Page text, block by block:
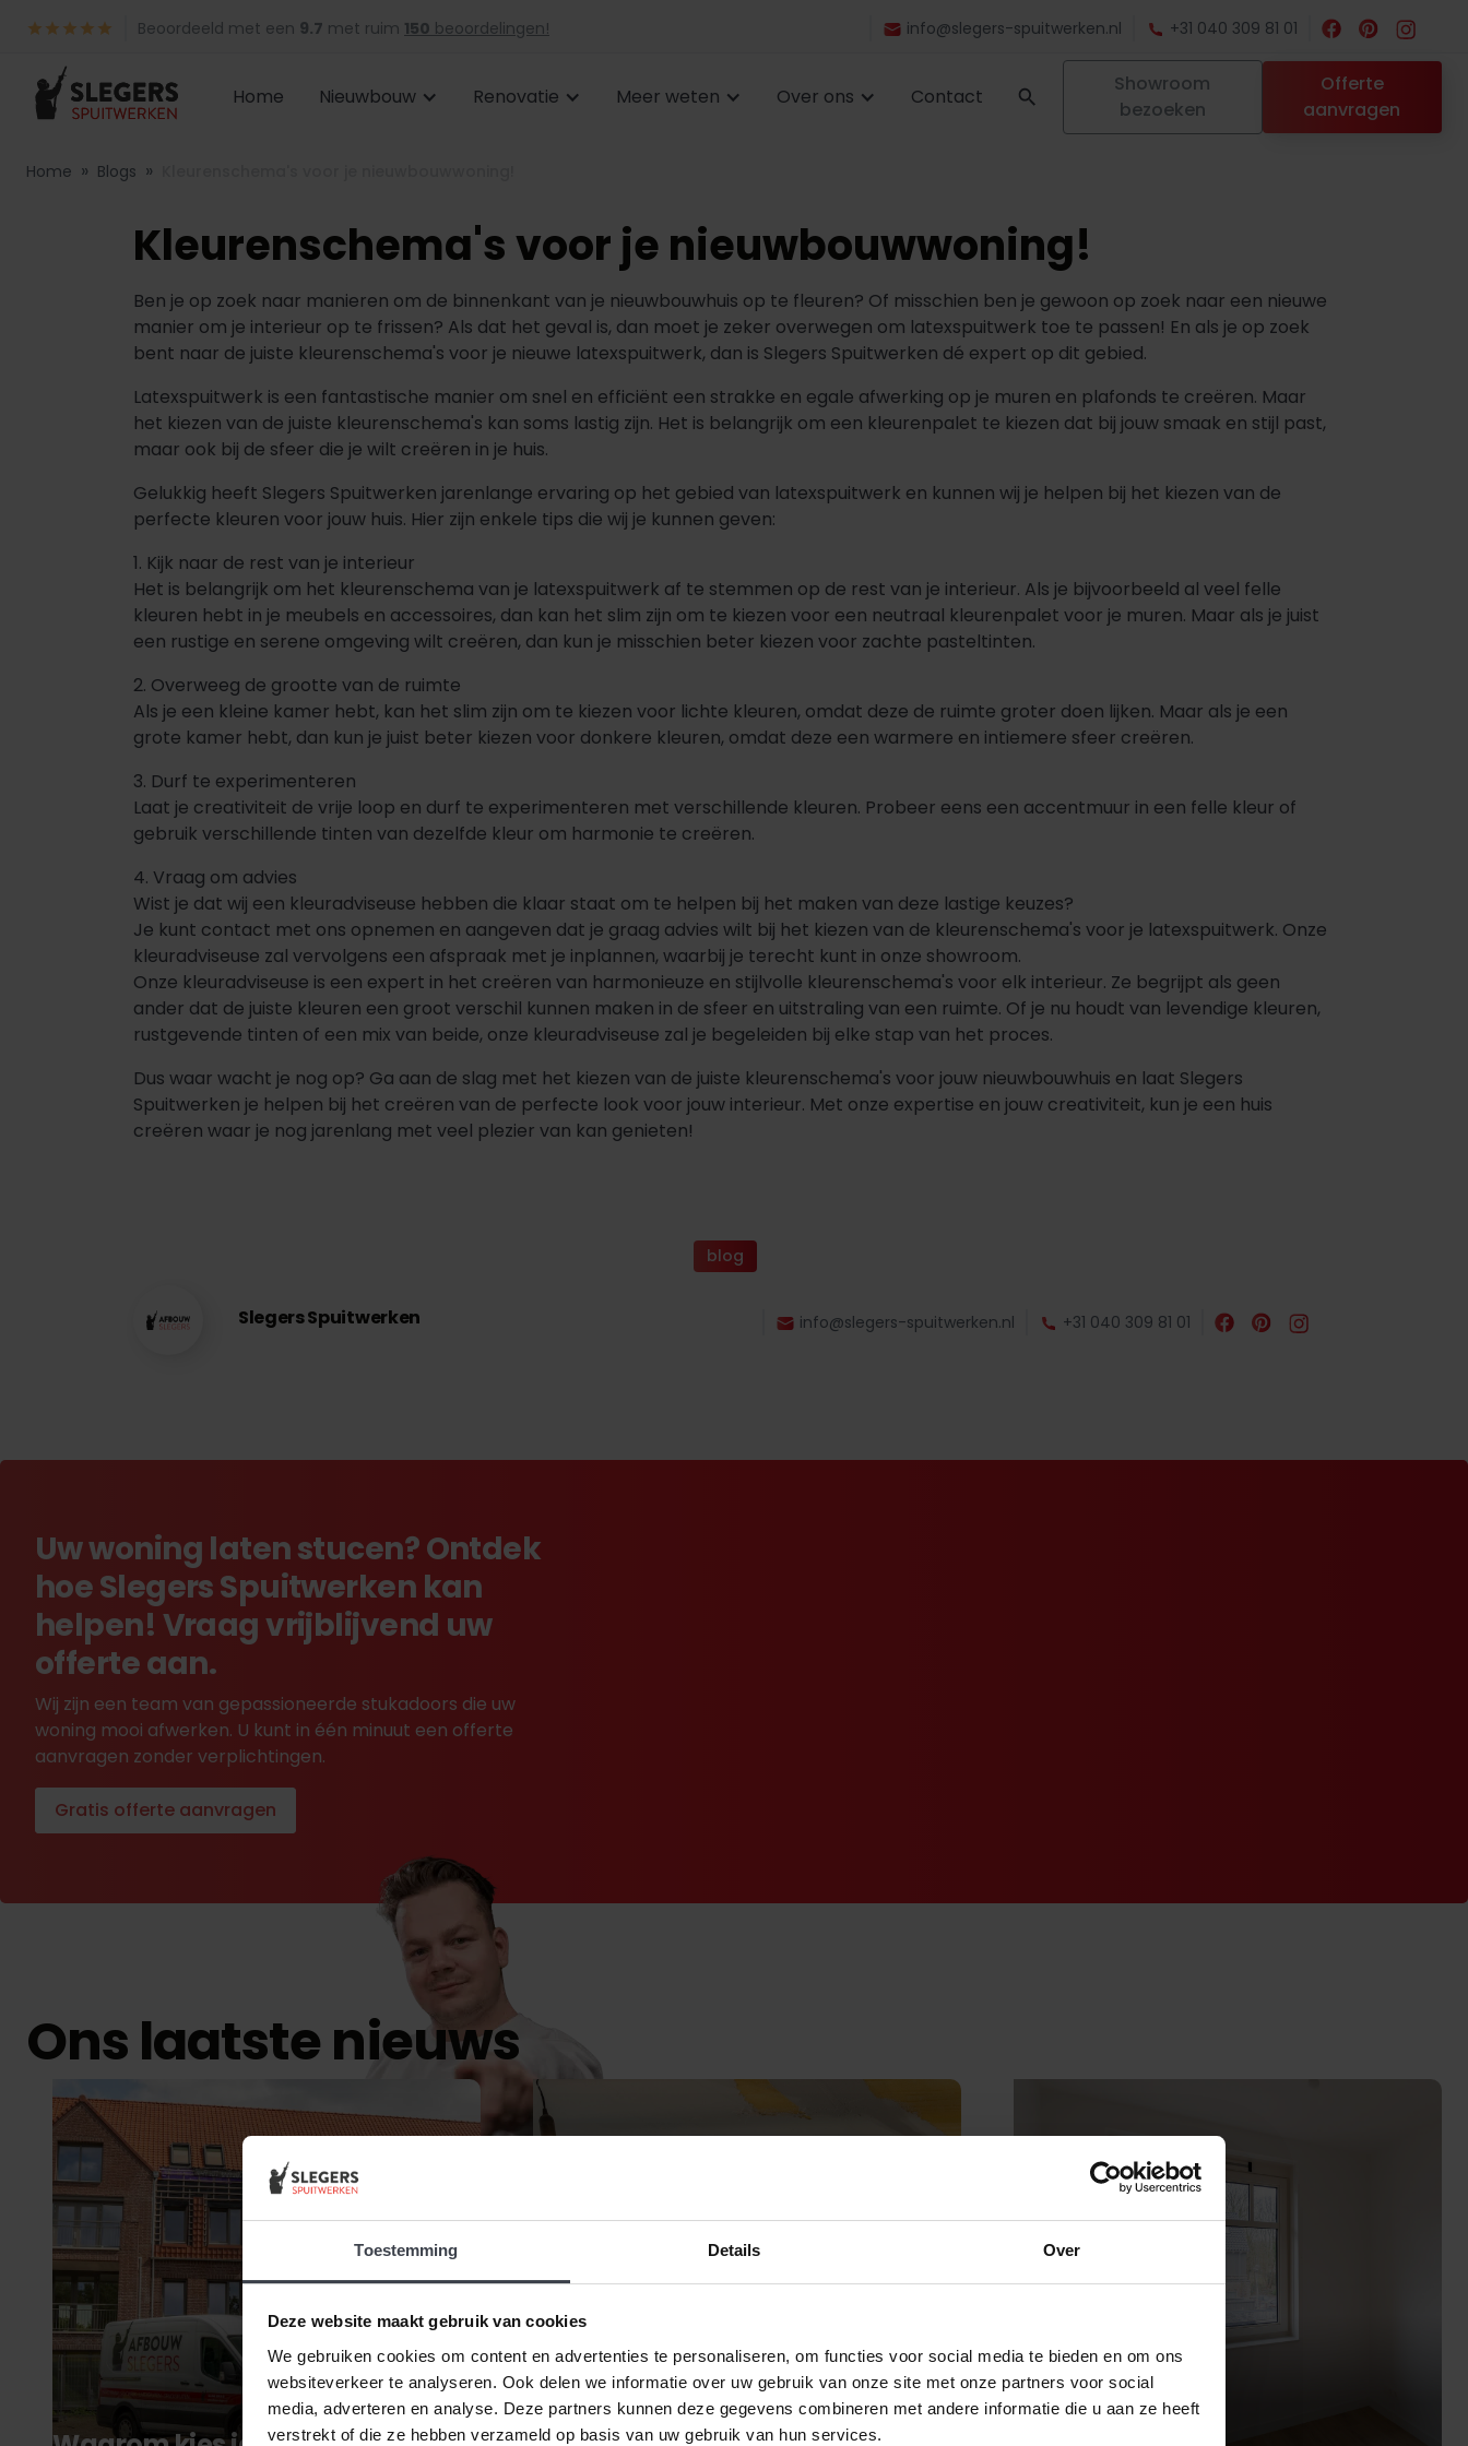
Toestemming Details Over
Deze website maakt gebruik van cookies
We gebruiken cookies om content en advertenties te personaliseren, om functies voor social media te bieden en om ons
websiteverkeer te analyseren. Ook delen we informatie over uw gebruik van onze site met onze partners voor social
media, adverteren en analyse. Deze partners kunnen deze gegevens combineren met andere informatie die u aan ze heeft
verstrekt of die ze hebben verzameld op basis van uw gebruik van hun services.
Beoordeeld met een 9.7 met ruim 150 beoordelingen! info@slegers-spuitwerken.nl +31 040 309 81 01
Home Nieuwbouw Renovatie Meer weten Over ons Contact
Showroom
bezoeken
Offerte
aanvragen
Home » Blogs »
Kleurenschema's voor je nieuwbouwwoning!
Ben je op zoek naar manieren om de binnenkant van je nieuwbouwhuis op te fleuren? Of misschien ben je gewoon op zoek naar een nieuwe
manier om je interieur op te frissen? Als dat het geval is, dan moet je zeker overwegen om latexspuitwerk toe te passen! En als je op zoek
bent naar de juiste kleurenschema's voor je nieuwe latexspuitwerk, dan is Slegers Spuitwerken dé expert op dit gebied.
Latexspuitwerk is een fantastische manier om snel en efficiënt een strakke en egale afwerking op je muren en plafonds te creëren. Maar
het kiezen van de juiste kleurenschema's kan soms lastig zijn. Het is belangrijk om een kleurenpalet te kiezen dat bij jouw smaak en stijl past,
maar ook bij de sfeer die je wilt creëren in je huis.
Gelukkig heeft Slegers Spuitwerken jarenlange ervaring op het gebied van latexspuitwerk en kunnen wij je helpen bij het kiezen van de
perfecte kleuren voor jouw huis. Hier zijn enkele tips die wij je kunnen geven:
1. Kijk naar de rest van je interieur
Het is belangrijk om het kleurenschema van je latexspuitwerk af te stemmen op de rest van je interieur. Als je bijvoorbeeld al veel felle
kleuren hebt in je meubels en accessoires, dan kan het slim zijn om te kiezen voor een neutraal kleurenpalet voor je muren. Maar als je juist
een rustige en serene omgeving wilt creëren, dan kun je misschien beter kiezen voor zachte pasteltinten.
2. Overweeg de grootte van de ruimte
Als je een kleine kamer hebt, kan het slim zijn om te kiezen voor lichte kleuren, omdat deze de ruimte groter doen lijken. Maar als je een
grote kamer hebt, dan kun je juist beter kiezen voor donkere kleuren, omdat deze een warmere en intiemere sfeer creëren.
3. Durf te experimenteren
Laat je creativiteit de vrije loop en durf te experimenteren met verschillende kleuren. Probeer eens een accentmuur in een felle kleur of
gebruik verschillende tinten van dezelfde kleur om harmonie te creëren.
4. Vraag om advies
Wist je dat wij een kleuradviseuse hebben die klaar staat om te helpen bij het maken van deze lastige keuzes?
Je kunt contact met ons opnemen en aangeven dat je graag advies wilt bij het kiezen van de kleurenschema's voor je latexspuitwerk. Onze
kleuradviseuse zal vervolgens een afspraak met je inplannen, waarbij je terecht kunt in onze showroom.
Onze kleuradviseuse is een expert in het creëren van harmonieuze en stijlvolle kleurenschema's voor elk interieur. Ze begrijpt als geen
ander dat de juiste kleuren een groot verschil kunnen maken in de sfeer en uitstraling van een ruimte. Of je nu houdt van levendige kleuren,
rustgevende tinten of een mix van beide, onze kleuradviseuse zal je begeleiden bij elke stap van het proces.
Dus waar wacht je nog op? Ga aan de slag met het kiezen van de juiste kleurenschema's voor jouw nieuwbouwhuis en laat Slegers
Spuitwerken je helpen bij het creëren van de perfecte look voor jouw interieur. Met onze expertise en jouw creativiteit, kun je een huis
creëren waar je nog jarenlang met veel plezier van kan genieten!
blog
Slegers Spuitwerken info@slegers-spuitwerken.nl +31 040 309 81 01
Uw woning laten stucen? Ontdek
hoe Slegers Spuitwerken kan
helpen! Vraag vrijblijvend uw
offerte aan.
Wij zijn een team van gepassioneerde stukadoors die uw
woning mooi afwerken. U kunt in één minuut een offerte
aanvragen zonder verplichtingen.
Gratis offerte aanvragen
Ons laatste nieuws